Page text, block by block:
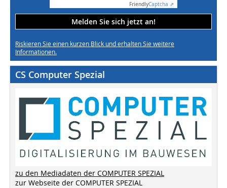
FriendlyCaptcha ⇗
Melden Sie sich jetzt an!
Riskieren Sie einen kurzen Blick und erhalten Sie weitere
Informationen.
CS Computer Spezial
zu den Mediadaten der COMPUTER SPEZIAL
zur Webseite der COMPUTER SPEZIAL